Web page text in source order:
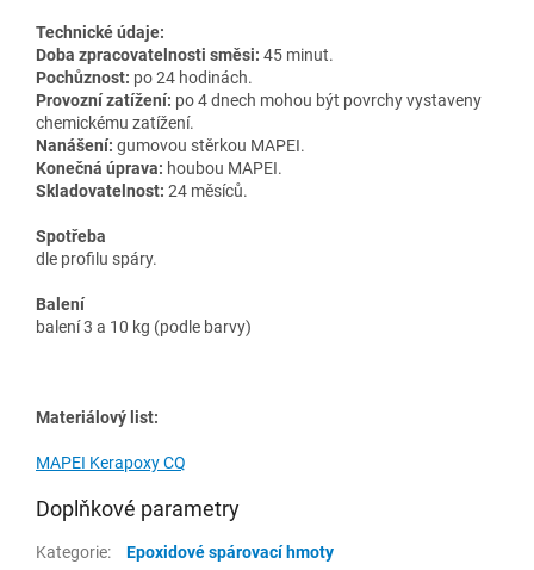
Technické údaje:
Doba zpracovatelnosti směsi: 45 minut.
Pochůznost: po 24 hodinách.
Provozní zatížení: po 4 dnech mohou být povrchy vystaveny
chemickému zatížení.
Nanášení: gumovou stěrkou MAPEI.
Konečná úprava: houbou MAPEI.
Skladovatelnost: 24 měsíců.
Spotřeba
dle profilu spáry.
Balení
balení 3 a 10 kg (podle barvy)
Materiálový list:
MAPEI Kerapoxy CQ
Doplňkové parametry
Kategorie:
Epoxidové spárovací hmoty